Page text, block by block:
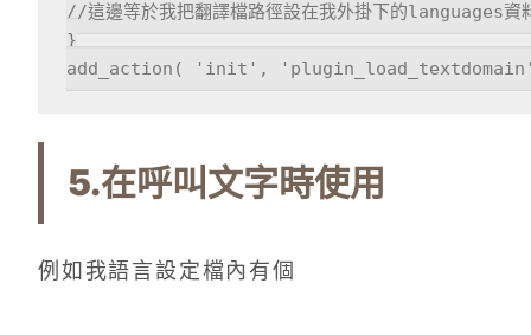
//這邊等於我把翻譯檔路徑設在我外掛下的languages
}
add_action( 'init',
5.在呼叫文字時使用
例如我語言設定檔內有個